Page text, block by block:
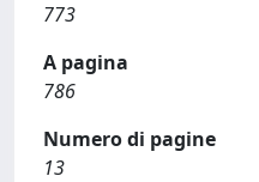
773
A pagina
786
Numero di pagine
13